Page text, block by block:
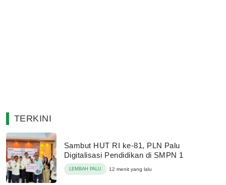
TERKINI
Sambut HUT RI ke-81, PLN Palu
Digitalisasi Pendidikan di SMPN 1
LEMBAH PALU 12 menit yang lalu